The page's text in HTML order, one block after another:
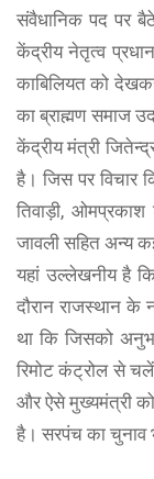
संवैधानिक पद पर बैठे
केंद्रीय नेतृत्व
काबिलियत को
का ब्राह्मण समाज
केंद्रीय मंत्री
है। जिस पर विचार
तिवाड़ी, ओमप्रकाश
जावली सहित अन्य
यहां उल्लेखनीय है
दौरान राजस्थान के
था कि जिसको
रिमोट कंट्रोल से
और ऐसे मुख्यमंत्री
है। सरपंच का चुनाव